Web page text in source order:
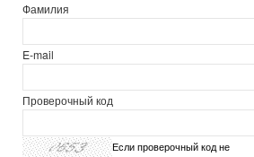
Фамилия
E-mail
Проверочный код
Если проверочный код не